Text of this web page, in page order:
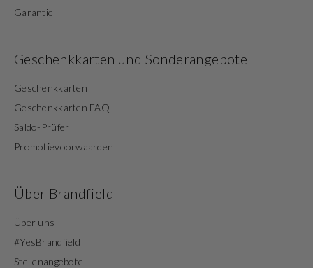
Garantie
Geschenkkarten und Sonderangebote
Geschenkkarten
Geschenkkarten FAQ
Saldo-Prüfer
Promotievoorwaarden
Über Brandfield
Über uns
#YesBrandfield
Stellenangebote